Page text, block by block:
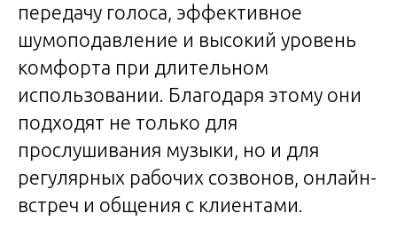
передачу голоса, эффективное
шумоподавление и высокий уровень
комфорта при длительном
использовании. Благодаря этому они
подходят не только для
прослушивания музыки, но и для
регулярных рабочих созвонов, онлайн-
встреч и общения с клиентами.